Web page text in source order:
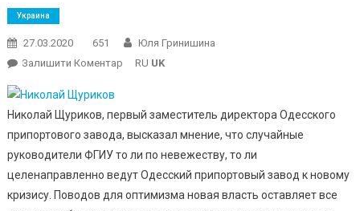
Украина
27.03.2020 651
Юля Гринишина
Залишити КоментарOn
Пороге
Нового
Кризиса:
Власть
Меняется
RU UK
Николай Щуриков, первый заместитель директора Одесского
припортового завода, высказал мнение, что случайные
руководители ФГИУ то ли по невежеству, то ли
целенаправленно ведут Одесский припортовый завод к новому
кризису. Поводов для оптимизма новая власть оставляет все